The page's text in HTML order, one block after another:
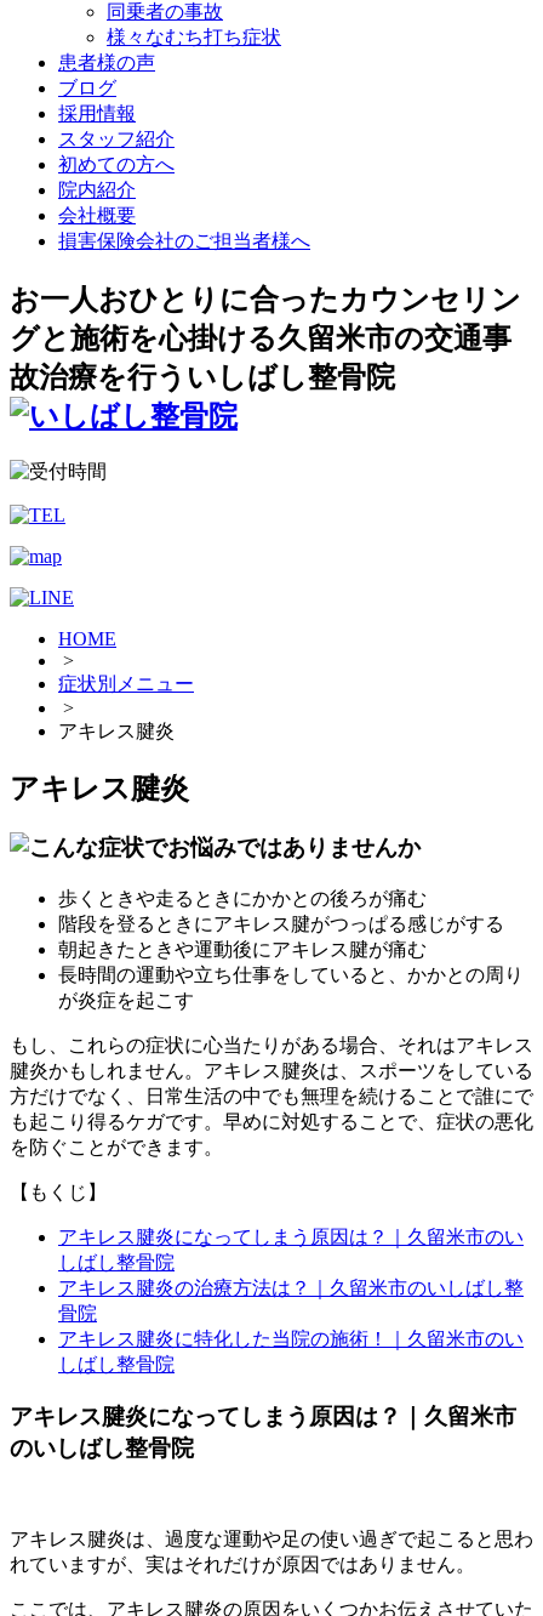
同乗者の事故
様々なむち打ち症状
患者様の声
ブログ
採用情報
スタッフ紹介
初めての方へ
院内紹介
会社概要
損害保険会社のご担当者様へ
お一人おひとりに合ったカウンセリン
グと施術を心掛ける久留米市の交通事
故治療を行ういしばし整骨院
HOME
>
症状別メニュー
>
アキレス腱炎
アキレス腱炎
歩くときや走るときにかかとの後ろが痛む
階段を登るときにアキレス腱がつっぱる感じがする
朝起きたときや運動後にアキレス腱が痛む
長時間の運動や立ち仕事をしていると、かかとの周り
が炎症を起こす
もし、これらの症状に心当たりがある場合、それはアキレス
腱炎かもしれません。アキレス腱炎は、スポーツをしている
方だけでなく、日常生活の中でも無理を続けることで誰にで
も起こり得るケガです。早めに対処することで、症状の悪化
を防ぐことができます。
【もくじ】
アキレス腱炎になってしまう原因は？｜久留米市のい
しばし整骨院
アキレス腱炎の治療方法は？｜久留米市のいしばし整
骨院
アキレス腱炎に特化した当院の施術！｜久留米市のい
しばし整骨院
アキレス腱炎になってしまう原因は？｜久留米市
のいしばし整骨院
アキレス腱炎は、過度な運動や足の使い過ぎで起こると思わ
れていますが、実はそれだけが原因ではありません。
ここでは、アキレス腱炎の原因をいくつかお伝えさせていた